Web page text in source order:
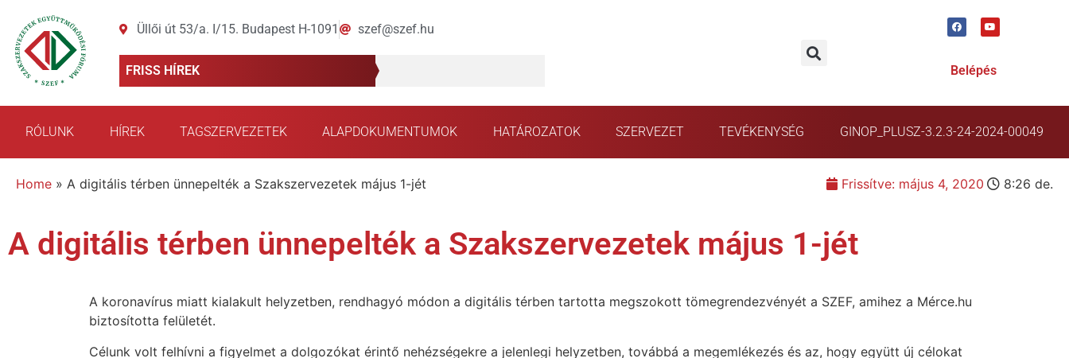
Üllői út 53/a. I/15. Budapest H-1091 szef@szef.hu
FRISS HÍREK Belépés
RÓLUNK HÍREK TAGSZERVEZETEK ALAPDOKUMENTUMOK HATÁROZATOK SZERVEZET TEVÉKENYSÉG GINOP_PLUSZ-3.2.3-24-2024-00049
Home » A digitális térben ünnepelték a Szakszervezetek május 1-jét Frissítve: május 4, 2020 8:26 de.
A digitális térben ünnepelték a Szakszervezetek május 1-jét
A koronavírus miatt kialakult helyzetben, rendhagyó módon a digitális térben tartotta megszokott tömegrendezvényét a SZEF, amihez a Mérce.hu
biztosította felületét.
Célunk volt felhívni a figyelmet a dolgozókat érintő nehézségekre a jelenlegi helyzetben, továbbá a megemlékezés és az, hogy együtt új célokat